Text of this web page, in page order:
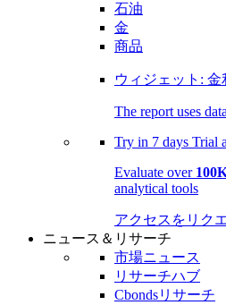
石油
金
商品
ウィジェット: 金
The report uses
Try in 7 days Trial
Evaluate over
analytical tools
アクセスをリク
ニュース＆リサーチ
市場ニュース
リサーチハブ
Cbondsリサーチ